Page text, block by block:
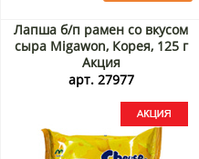
Лапша б/п рамен со вкусом
сыра Migawon, Корея, 125 г
Акция
арт. 27977